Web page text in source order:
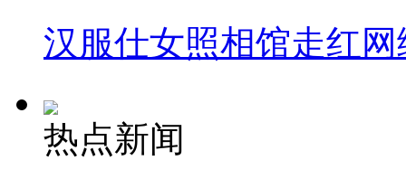
汉服仕女照相馆走红网
热点新闻